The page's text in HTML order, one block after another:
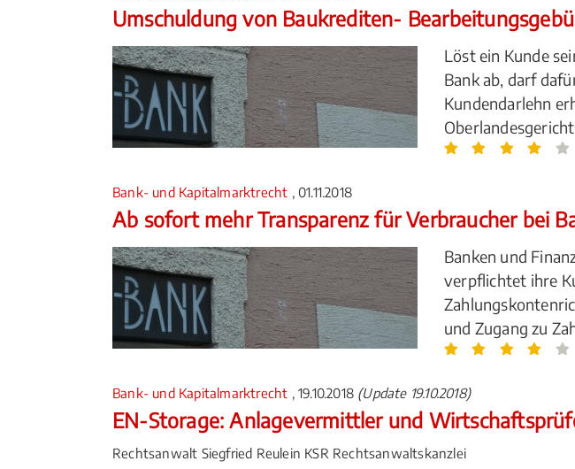
Umschuldung von Baukrediten-
Löst ein Kunde
Bank ab, darf
Kundendarlehn
Bank- und Kapitalmarktrecht , 01.11.2018
Ab sofort mehr Transparenz für Verbraucher bei
Banken und
verpflichtet ihre
und Zugang zu
Bank- und Kapitalmarktrecht , 19.10.2018 (Update 19.10.2018)
EN-Storage: Anlagevermittler und
Rechtsanwalt Siegfried Reulein KSR Rechtsanwaltskanzlei